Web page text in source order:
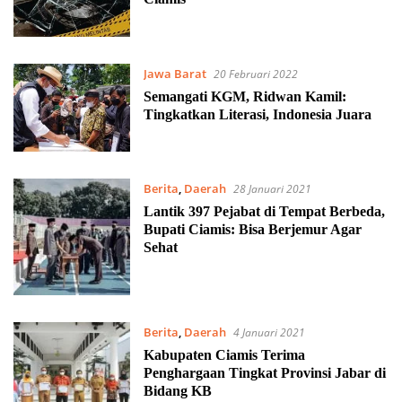
Jawa Barat 20 Februari 2022
Semangati KGM, Ridwan Kamil:
Tingkatkan Literasi, Indonesia Juara
Berita, Daerah 28 Januari 2021
Lantik 397 Pejabat di Tempat Berbeda,
Bupati Ciamis: Bisa Berjemur Agar
Sehat
Berita Daerah 4 Januari 2021
Kabupaten Ciamis Terima
Penghargaan Tingkat Provinsi Jabar di
Bidang KB